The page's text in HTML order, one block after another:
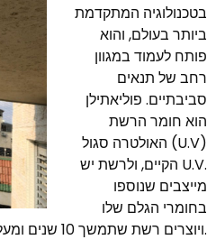
בטכנולוגיה המתקדמת
ביותר בעולם, והוא
פותח לעמוד במגוון
רחב של תנאים
סביבתיים. פוליאתילן
הוא חומר הרשת
האולטרה סגול (U.V)
הקיים, ולרשת יש U.V.
מייצבים שנוספו
בחומרי הגלם שלו
ויוצרים רשת שתמשך 10 שנים ומעלה.